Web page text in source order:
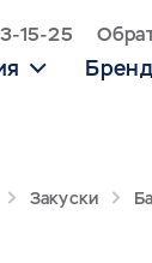
15-25
Закуски